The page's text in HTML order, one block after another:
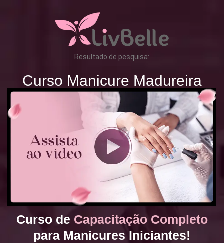
Resultado de pesquisa:
Curso Manicure Madureira
Curso de Capacitação Completo
para Manicures Iniciantes!